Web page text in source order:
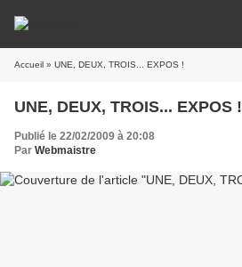
Accueil » UNE, DEUX, TROIS... EXPOS !
UNE, DEUX, TROIS... EXPOS !
Publié le 22/02/2009 à 20:08
Par Webmaistre